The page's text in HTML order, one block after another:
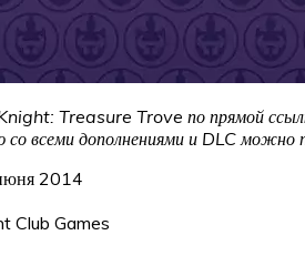
Treasure Trove по прямой
со всеми дополнениями и DLC можно
2014
Club Games